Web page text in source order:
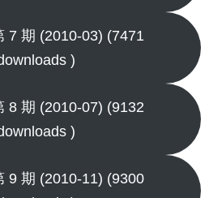
7 期 (2010-03) (7471
)
8 期 (2010-07) (9132
)
9 期 (2010-11) (9300